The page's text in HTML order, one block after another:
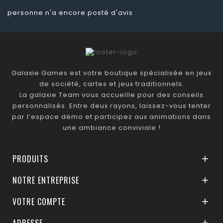
personne n'a encore posté d'avis
Galaxie Games est votre boutique spécialisée en jeux
de société, cartes et jeux traditionnels.
La galaxie Team vous accueille pour des conseils
personnalisés. Entre deux rayons, laissez-vous tenter
par l’espace démo et participez aux animations dans
une ambiance conviviale !
PRODUITS 
NOTRE ENTREPRISE 
VOTRE COMPTE 